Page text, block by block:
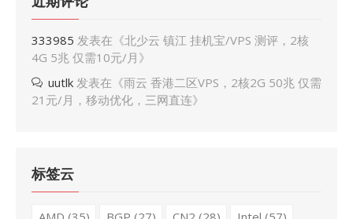
333985 发表在《北少云 镇江 挂机宝/VPS 测评，2核
4G 5兆 仅需10元/月 》
uutlk 发表在《雨云 香港二区VPS，2核2G 50兆 仅需
21元/月，移动优化，三网直连》
标签云